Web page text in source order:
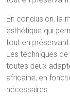
En conclusion, la
esthétique qui
tout en
Les techniques
toutes deux
africaine, en
nécessaires.